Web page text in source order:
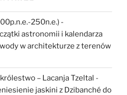
250n.e.) -
astronomii i kalendarza
w architekturze z terenów
królestwo – Lacanja Tzeltal -
jaskini z Dzibanché do